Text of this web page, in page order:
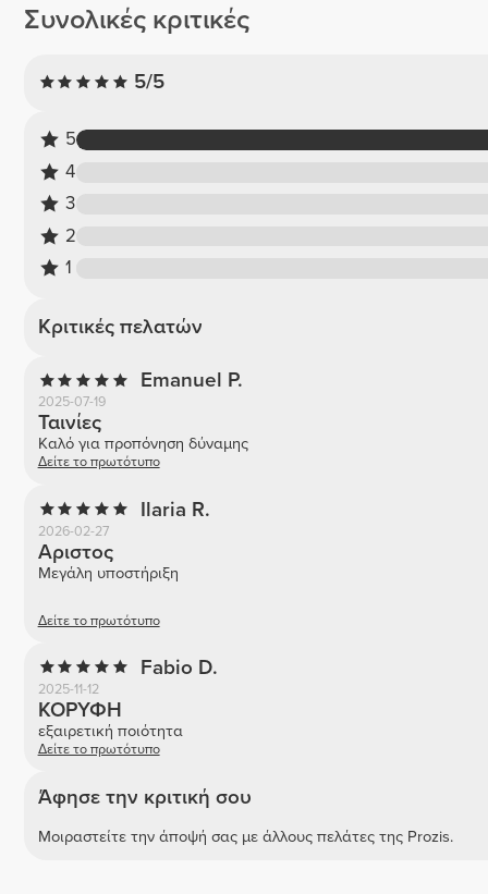
Συνολικές κριτικές
5/5
5
4
3
2
1
Κριτικές πελατών
Emanuel P.
2025-07-19
Ταινίες
Καλό για προπόνηση δύναμης
Δείτε το πρωτότυπο
Ilaria R.
2026-02-27
Αριστος
Μεγάλη υποστήριξη
Δείτε το πρωτότυπο
Fabio D.
2025-11-12
ΚΟΡΥΦΗ
εξαιρετική ποιότητα
Δείτε το πρωτότυπο
Άφησε την κριτική σου
Μοιραστείτε την άποψή σας με άλλους πελάτες της Prozis.